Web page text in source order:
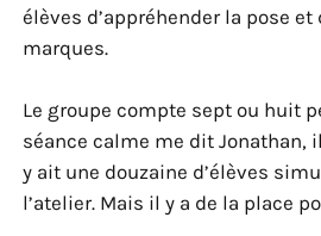
élèves d’appréhender la pose
marques.
Le groupe compte sept ou huit
séance calme me dit Jonathan,
y ait une douzaine d’élèves
l’atelier. Mais il y a de la place